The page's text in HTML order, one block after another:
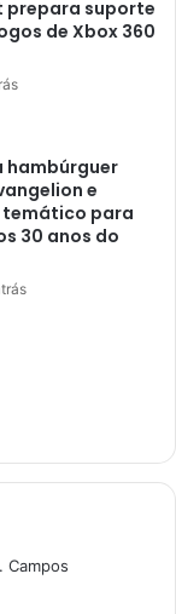
prepara suporte
de Xbox 360
hambúrguer
e
para
30 anos do
Campos